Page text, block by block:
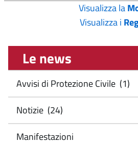
Visualizza la
Visualizza i
Le news
Avvisi di Protezione Civile (1)
Notizie (24)
Manifestazioni